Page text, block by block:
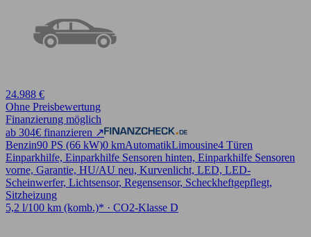
24.988 €
Ohne Preisbewertung
Finanzierung möglich
ab 304€ finanzieren ↗
Benzin90 PS (66 kW)0 kmAutomatikLimousine4 Türen
Einparkhilfe, Einparkhilfe Sensoren hinten, Einparkhilfe Sensoren
vorne, Garantie, HU/AU neu, Kurvenlicht, LED, LED-
Scheinwerfer, Lichtsensor, Regensensor, Scheckheftgepflegt,
Sitzheizung
5,2 l/100 km (komb.)* · CO2-Klasse D